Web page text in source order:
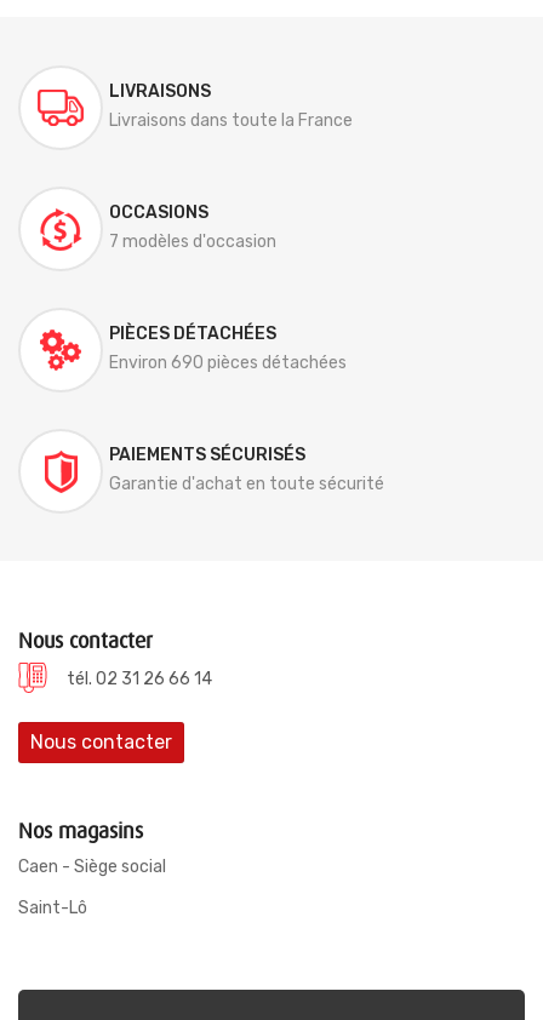
LIVRAISONS
Livraisons dans toute la France
OCCASIONS
7 modèles d'occasion
PIÈCES DÉTACHÉES
Environ 690 pièces détachées
PAIEMENTS SÉCURISÉS
Garantie d'achat en toute sécurité
Nous contacter
tél. 02 31 26 66 14
Nous contacter
Nos magasins
Caen - Siège social
Saint-Lô